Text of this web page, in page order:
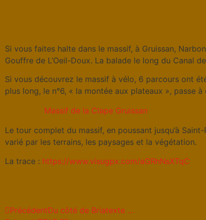
Si vous faites halte dans le massif, à Gruissan,
Gouffre de L’Oeil-Doux. La balade le long du Canal
Si vous découvrez le massif à vélo, 6 parcours ont
plus long, le n°6, « la montée aux plateaux », passe
Massif de la Clape Gruissan
Le tour complet du massif, en poussant jusqu’à
varié par les terrains, les paysages et la végétation.
La trace : https://www.visugpx.com/aGRhNsXTqC
PrécédentDu côté de Briatexte …